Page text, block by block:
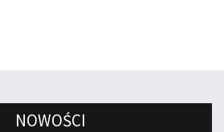
NOWOŚCI